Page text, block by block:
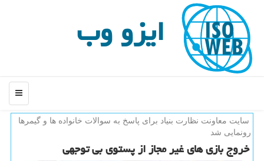
ایزو وب
منو
سایت معاونت نظارت بنیاد برای پاسخ به سوالات خانواده ها و گیمرها
رونمایی شد
خروج بازی های غیر مجاز از پستوی بی توجهی